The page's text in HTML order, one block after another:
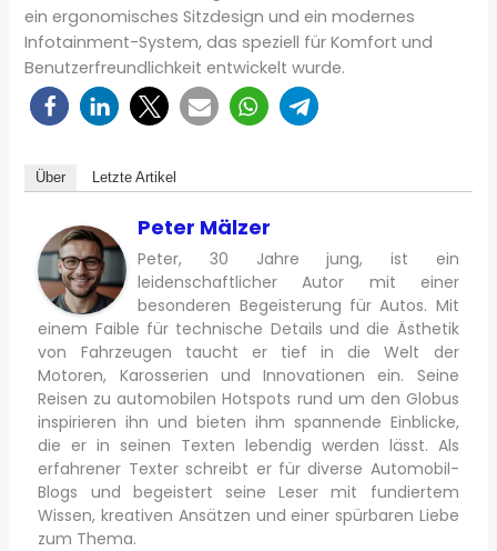
ein ergonomisches Sitzdesign und ein modernes
Infotainment-System, das speziell für Komfort und
Benutzerfreundlichkeit entwickelt wurde.
Über Letzte Artikel
Peter Mälzer
Peter, 30 Jahre jung, ist ein
leidenschaftlicher Autor mit einer
besonderen Begeisterung für Autos. Mit
einem Faible für technische Details und die Ästhetik
von Fahrzeugen taucht er tief in die Welt der
Motoren, Karosserien und Innovationen ein. Seine
Reisen zu automobilen Hotspots rund um den Globus
inspirieren ihn und bieten ihm spannende Einblicke,
die er in seinen Texten lebendig werden lässt. Als
erfahrener Texter schreibt er für diverse Automobil-
Blogs und begeistert seine Leser mit fundiertem
Wissen, kreativen Ansätzen und einer spürbaren Liebe
zum Thema.